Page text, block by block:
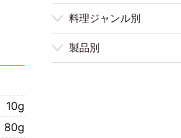
料理ジャンル別
製品別
10g
80g